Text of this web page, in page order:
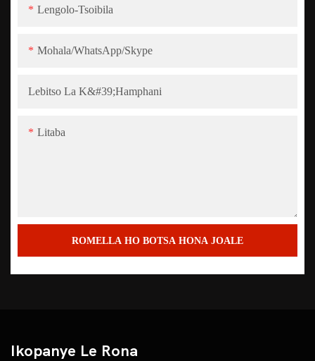
Lengolo-Tsoibila
Mohala/WhatsApp/Skype
Lebitso La K&#39;hamphani
Litaba
ROMELLA HO BOTSA HONA JOALE
Ikopanye Le Rona